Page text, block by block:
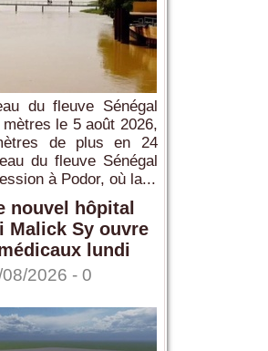
du fleuve Sénégal
le 5 août 2026,
de plus en 24
du fleuve Sénégal
à Podor, où la...
nouvel hôpital
Malick Sy ouvre
lundi
08/2026 - 0